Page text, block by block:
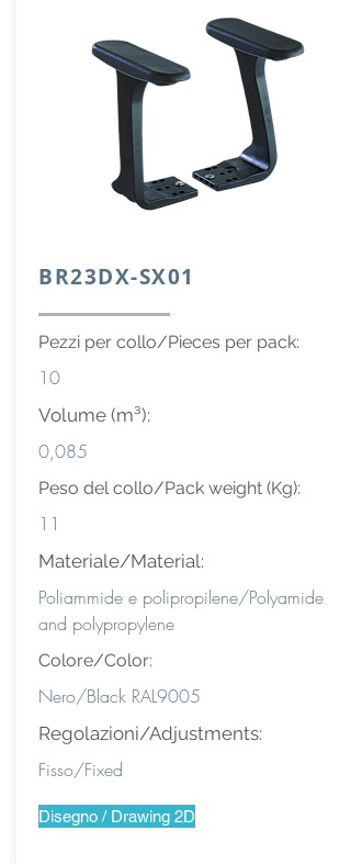
BR23DX-SX01
Pezzi per collo/Pieces per pack:
10
Volume (m³):
0,085
Peso del collo/Pack weight (Kg):
11
Materiale/Material:
Poliammide e polipropilene/Polyamide
and polypropylene
Colore/Color:
Nero/Black RAL9005
Regolazioni/Adjustments:
Fisso/Fixed
Disegno / Drawing 2D